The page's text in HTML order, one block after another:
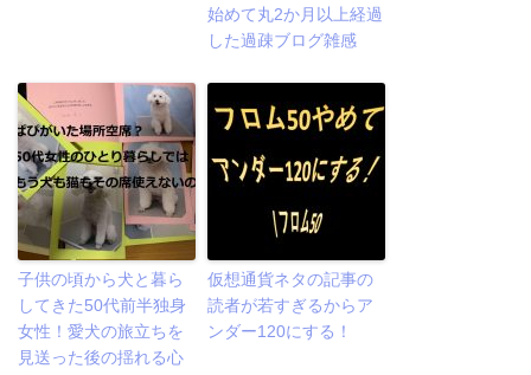
始めて丸2か月以上経過
した過疎ブログ雑感
子供の頃から犬と暮ら
してきた50代前半独身
女性！愛犬の旅立ちを
見送った後の揺れる心
仮想通貨ネタの記事の
読者が若すぎるからア
ンダー120にする！